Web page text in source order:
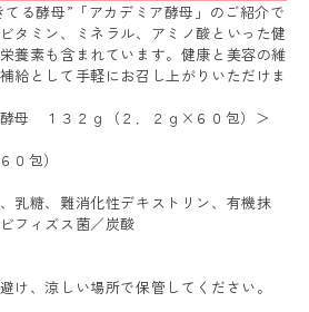
てる酵母”「アカデミア酵母」のご紹介で
タミン、ミネラル、アミノ酸といった健
養素も含まれています。健康と美容の維
給として手軽にお召し上がりいただけま
母 １３２ｇ（２．２ｇ×６０包）＞
０包）
乳糖、難消化性デキストリン、有機抹
フィズス菌／炭酸
け、涼しい場所で保管してください。